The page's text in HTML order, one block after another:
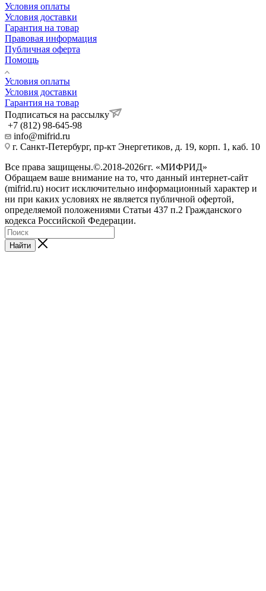
Условия оплаты
Условия доставки
Гарантия на товар
Правовая информация
Публичная оферта
Помощь
Условия оплаты
Условия доставки
Гарантия на товар
Подписаться на рассылку
+7 (812) 98-645-98
info@mifrid.ru
г. Санкт-Петербург, пр-кт Энергетиков, д. 19, корп. 1, каб. 10
Все права защищены.©.2018-2026гг. «МИФРИД»
Обращаем ваше внимание на то, что данный интернет-сайт
(mifrid.ru) носит исключительно информационный характер и
ни при каких условиях не является публичной офертой,
определяемой положениями Статьи 437 п.2 Гражданского
кодекса Российской Федерации.
Найти